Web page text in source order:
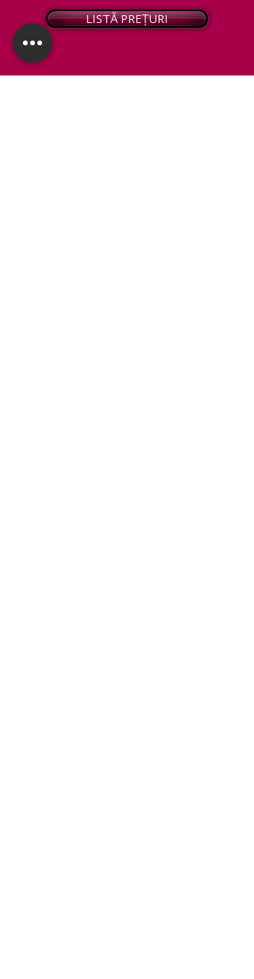
LISTĂ PREȚURI
© 2026 - Snap PhotoBooth